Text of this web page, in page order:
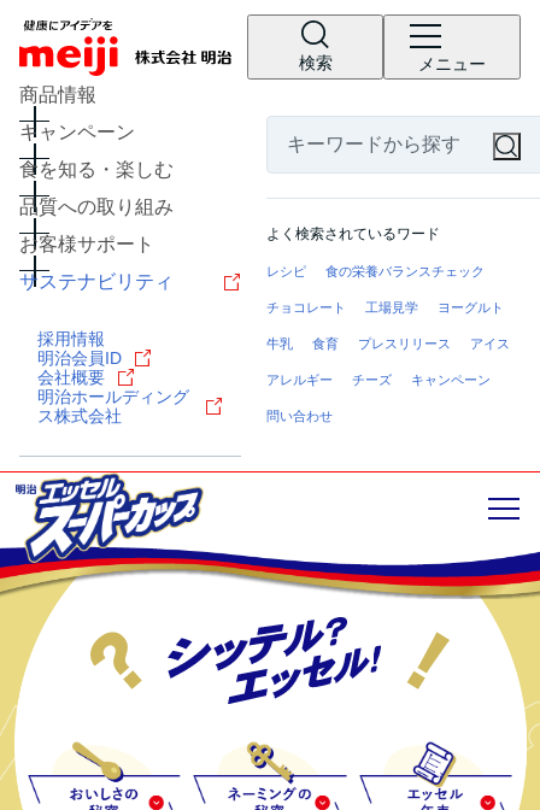
検索 メニュー
商品情報
キャンペーン
食を知る・楽しむ
品質への取り組み
お客様サポート
サステナビリティ
採用情報
明治会員ID
会社概要
明治ホールディング
ス株式会社
よく検索されているワード
レシピ 食の栄養バランスチェック
チョコレート 工場見学 ヨーグルト
牛乳 食育 プレスリリース アイス
アレルギー チーズ キャンペーン
問い合わせ